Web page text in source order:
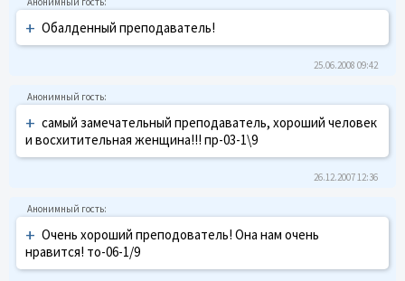
+ Обалденный преподаватель!
25.06.2008 09:42
+ самый замечательный преподаватель, хороший человек
и восхитительная женщина!!! пр-03-1\9
26.12.2007 12:36
+ Очень хороший преподователь! Она нам очень
нравится! то-06-1/9